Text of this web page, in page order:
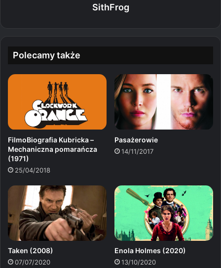
SithFrog
Polecamy także
FilmoBiografia Kubricka –
Mechaniczna pomarańcza
(1971)
25/04/2018
Pasażerowie
14/11/2017
Taken (2008)
07/07/2020
Enola Holmes (2020)
13/10/2020